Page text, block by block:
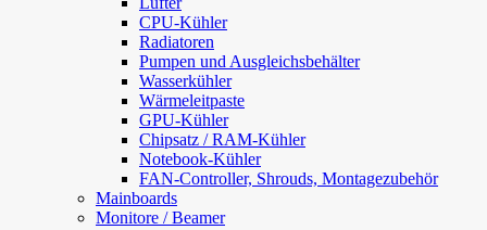
CPU-Kühler
Radiatoren
Pumpen und Ausgleichsbehälter
Wasserkühler
Wärmeleitpaste
GPU-Kühler
Chipsatz / RAM-Kühler
Notebook-Kühler
FAN-Controller, Shrouds, Montagezubehör
Mainboards
Monitore / Beamer